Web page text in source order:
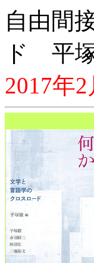
自由間
ド 平
2017年